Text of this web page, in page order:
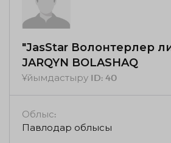
"JasStar Волонтерлер
JARQYN BOLASHAQ
Ұйымдастыру ID: 40
Облыс:
Павлодар облысы